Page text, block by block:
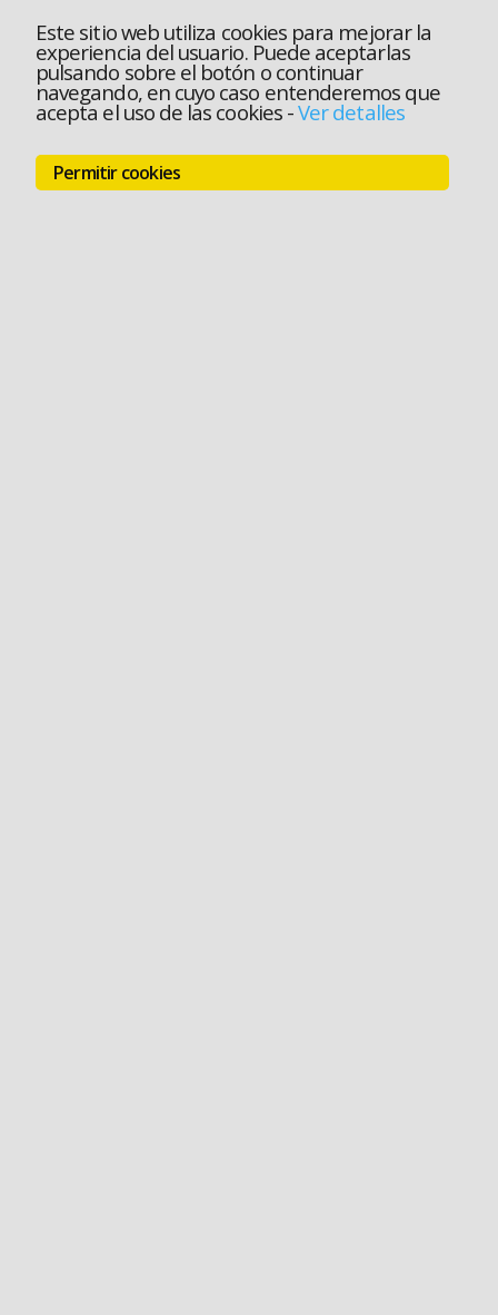
Este sitio web utiliza cookies para mejorar la
experiencia del usuario. Puede aceptarlas
pulsando sobre el botón o continuar
navegando, en cuyo caso entenderemos que
acepta el uso de las cookies-Ver detalles
Permitir cookies